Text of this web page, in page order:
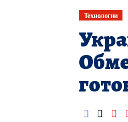
Технологии